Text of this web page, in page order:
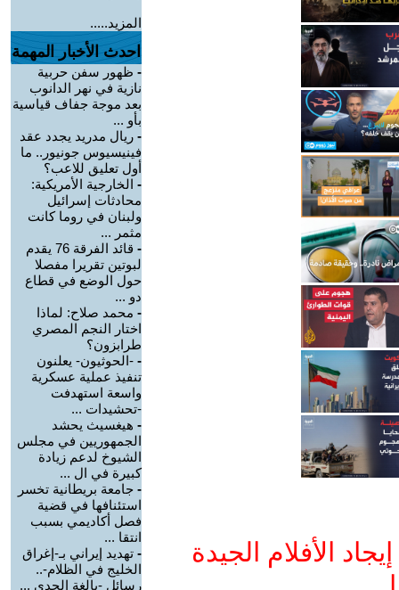
الأفلام الجيدة
المزيد.....
احدث الأخبار المهمة
- ظهور سفن حربية
نازية في نهر الدانوب
بعد موجة جفاف قياسية
بأو ...
- ريال مدريد يجدد عقد
فينيسيوس جونيور.. ما
أول تعليق للاعب؟
- الخارجية الأمريكية:
محادثات إسرائيل
ولبنان في روما كانت
مثمر ...
-
قائد الفرقة 76 يقدم
لبوتين تقريرا مفصلا
حول الوضع في قطاع
دو ...
- محمد صلاح: لماذا
اختار النجم المصري
طرابزون؟
- -الحوثيون- يعلنون
تنفيذ عملية عسكرية
واسعة استهدفت
-تحشيدات ...
- هيغسيث يحشد
الجمهوريين في مجلس
الشيوخ لدعم زيادة
كبيرة في ال ...
- جامعة بريطانية تخسر
استئنافها في قضية
فصل أكاديمي بسبب
انتقا ...
- تهديد إيراني بـ-إغراق
الخليج في الظلام-..
رسائل -بالغة الجدي ...